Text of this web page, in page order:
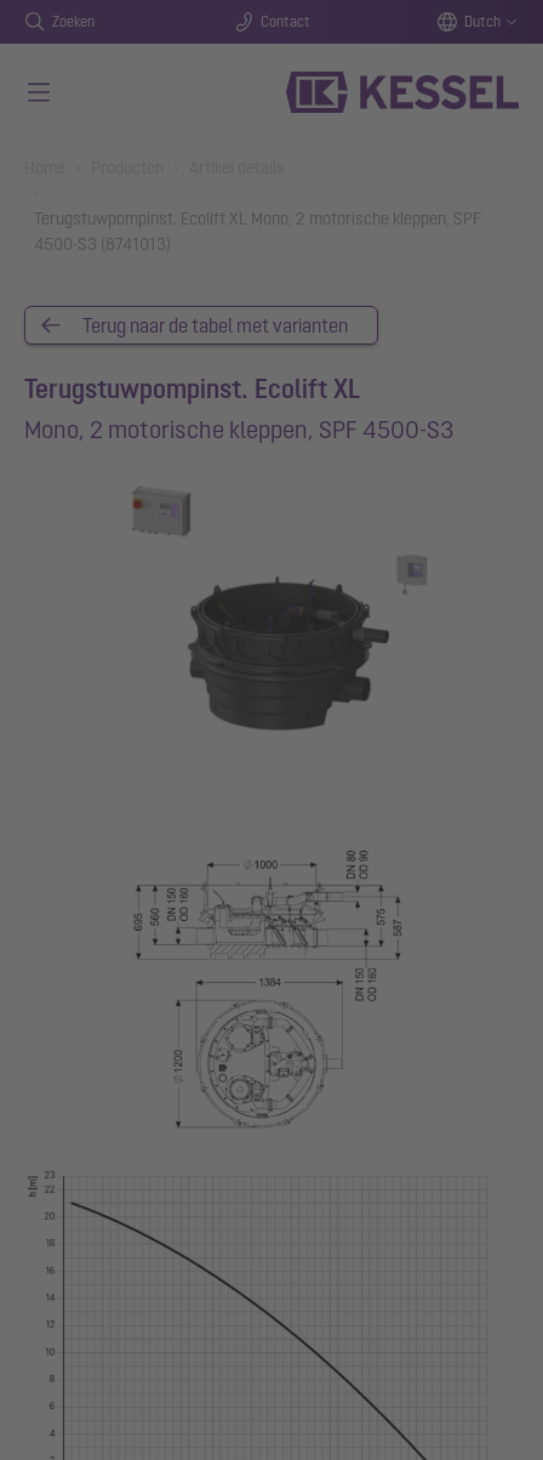
Zoeken Contact Dutch
Terugstuwpompinst. Ecolift XL Mono, 2 motorische kleppen, SPF
4500-S3 (8741013)
Terug naar de tabel met varianten
Terugstuwpompinst. Ecolift XL
Mono, 2 motorische kleppen, SPF 4500-S3